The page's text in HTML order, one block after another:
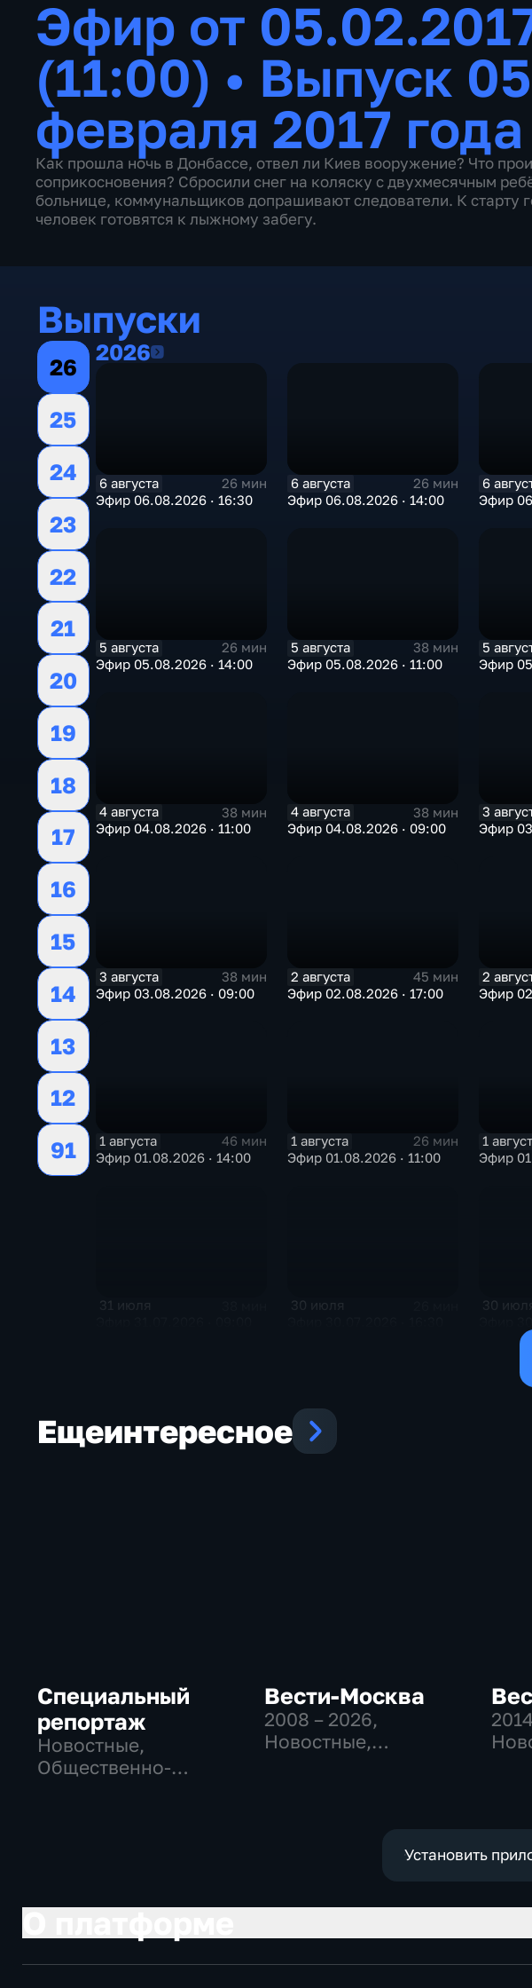
Эфир от
(11:00) • Выпуск 05
февраля 2017 года
Как прошла ночь в Донбассе, отвел ли Киев вооружение? Что
соприкосновения? Сбросили снег на коляску с двухмесячным
больнице, коммунальщиков допрашивают следователи. К старту
человек готовятся к лыжному забегу.
Выпуски
26
25
24
23
22
21
20
19
18
17
16
15
14
13
12
91
20262026
6 августа
26 мин
Эфир 06.08.2026 · 16:30
6 августа
26 мин
Эфир 06.08.2026 · 14:00
6
Эфир
5 августа
26 мин
Эфир 05.08.2026 · 14:00
5 августа
38 мин
Эфир 05.08.2026 · 11:00
5
Эфир
4 августа
38 мин
Эфир 04.08.2026 · 11:00
4 августа
38 мин
Эфир 04.08.2026 · 09:00
3
Эфир
3 августа
38 мин
Эфир 03.08.2026 · 09:00
2 августа
45 мин
Эфир 02.08.2026 · 17:00
2
Эфир
1 августа
46 мин
Эфир 01.08.2026 · 14:00
1 августа
26 мин
Эфир 01.08.2026 · 11:00
1
Эфир
31 июля 30 июля 30
Ещеинтересное
Специальный
репортаж
Новостные,
Общественно-
Вести-Москва
2008 – 2026,
Новостные,
Установить